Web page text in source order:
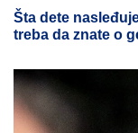
Šta dete
treba da znate o